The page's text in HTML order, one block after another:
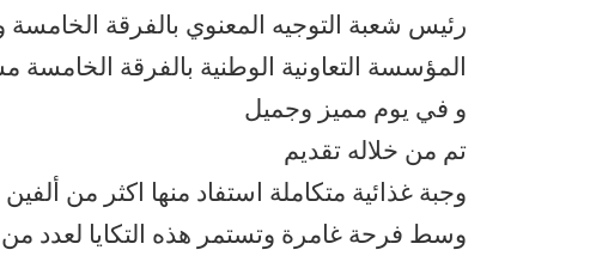
رئيس شعبة التوجيه المعنوي بالفرقة الخامسة
المؤسسة التعاونية الوطنية بالفرقة
و في يوم مميز وجميل
تم من خلاله تقديم
وجبة غذائية متكاملة استفاد منها اكثر من
وسط فرحة غامرة وتستمر هذه التكايا لعدد